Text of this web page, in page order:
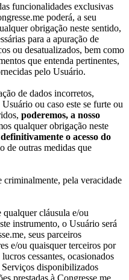
funcionalidades exclusivas
poderá, a seu
obrigação neste sentido,
para a apuração de
ou desatualizados, bem como
que entenda pertinentes,
pelo Usuário.
de dados incorretos,
ou caso este se furte ou
poderemos, a nosso
qualquer obrigação neste
o acesso do
de outras medidas que
pela veracidade
cláusula e/ou
instrumento, o Usuário será
seus parceiros
e/ou quaisquer terceiros por
cessantes, ocasionados
disponibilizados
prestadas à Congresse.me.